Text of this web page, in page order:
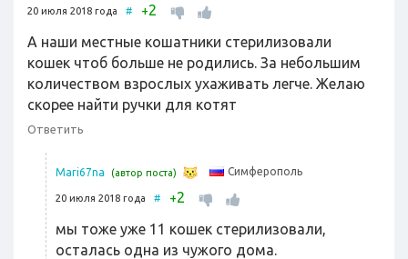
20 июля 2018 года # +2
А наши местные кошатники стерилизовали
кошек чтоб больше не родились. За небольшим
количеством взрослых ухаживать легче. Желаю
скорее найти ручки для котят
Ответить
Mari67na (автор поста) Симферополь
20 июля 2018 года # +2
мы тоже уже 11 кошек стерилизовали,
осталась одна из чужого дома.